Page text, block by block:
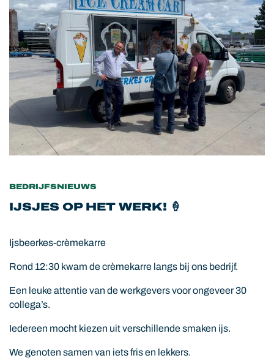
BEDRIJFSNIEUWS
IJSJES OP HET WERK! 🍦
Ijsbeerkes-crèmekarre
Rond 12:30 kwam de crèmekarre langs bij ons bedrijf.
Een leuke attentie van de werkgevers voor ongeveer 30
collega’s.
Iedereen mocht kiezen uit verschillende smaken ijs.
We genoten samen van iets fris en lekkers.